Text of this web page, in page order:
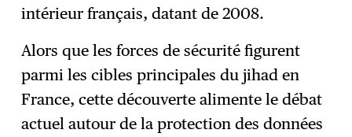
intérieur français, datant de 2008.
Alors que les forces de sécurité figurent
parmi les cibles principales du jihad en
France, cette découverte alimente le débat
actuel autour de la protection des données